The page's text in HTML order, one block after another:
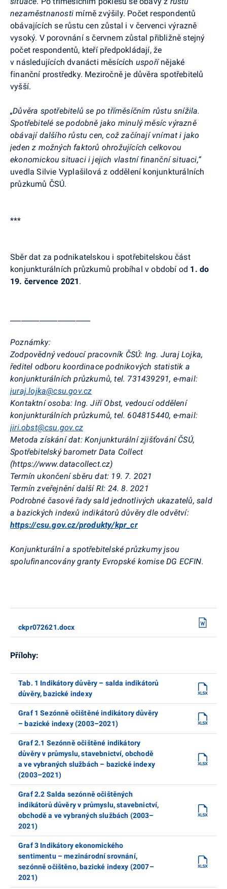
nezaměstnanosti mírně zvýšily. Počet respondentů
obávajících se růstu cen zůstal i v červenci výrazně
vysoký. V porovnání s červnem zůstal přibližně stejný
počet respondentů, kteří předpokládají, že
v následujících dvanácti měsících uspořínějaké
finanční prostředky. Meziročně je důvěra spotřebitelů
vyšší.
„Důvěra spotřebitelů se po tříměsíčním růstu snížila.
Spotřebitelé se podobně jako minulý měsíc výrazně
obávají dalšího růstu cen, což začínají vnímat i jako
jeden z možných faktorů ohrožujících celkovou
ekonomickou situaci i jejich vlastní finanční situaci,“
uvedla Silvie Vyplašilová z oddělení konjunkturálních
průzkumů ČSÚ.
***
Sběr dat za podnikatelskou i spotřebitelskou část
konjunkturálních průzkumů probíhal v období od 1. do
19. července 2021.
Poznámky:
Zodpovědnývedoucí pracovník ČSÚ: Ing. Juraj Lojka,
ředitel odboru koordinace podnikových statistik a
konjunkturálních průzkumů, tel. 731439291, e-mail:
juraj.lojka@csu.gov.cz
Kontaktní osoba:Ing. Jiří Obst, vedoucí oddělení
konjunkturálních průzkumů, tel. 604815440, e-mail:
jiri.obst@csu.gov.cz
Metoda získání dat: Konjunkturální zjišťování ČSÚ,
Spotřebitelský barometr Data Collect
(https://www.datacollect.cz)
Termín ukončení sběru dat: 19. 7. 2021
Termín zveřejnění další RI: 24. 8. 2021
Podrobné časové řady sald jednotlivých ukazatelů, sald
a bazických indexů indikátorů důvěry dle odvětví:
https://csu.gov.cz/produkty/kpr_cr
Konjunkturální a spotřebitelské průzkumy jsou
spolufinancovány granty Evropské komise DG ECFIN.
ckpr072621.docx
Přílohy:
Tab. 1 Indikátory důvěry – salda indikátorů
důvěry, bazické indexy
Graf 1 Sezónně očištěné indikátory důvěry
– bazické indexy (2003–2021)
Graf 2.1 Sezónně očištěné indikátory
důvěry v průmyslu, stavebnictví, obchodě
a ve vybraných službách – bazické indexy
(2003–2021)
Graf 2.2 Salda sezónně očištěných
indikátorů důvěry v průmyslu, stavebnictví,
obchodě a ve vybraných službách (2003–
2021)
Graf 3 Indikátory ekonomického
sentimentu – mezinárodní srovnání,
sezónně očištěno, bazické indexy (2007–
2021)